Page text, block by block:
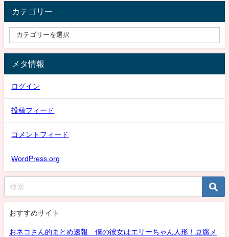
カテゴリー
メタ情報
ログイン
投稿フィード
コメントフィード
WordPress.org
おすすめサイト
おネコさん的まとめ速報 僕の彼女はエリーちゃん人形！豆腐メ